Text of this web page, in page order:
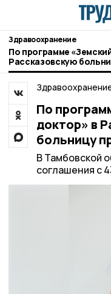
Здравоохранение
По программе
Рассказовскую
четыре врача
По
доктор» в
больницу
В Тамбовской
соглашения с